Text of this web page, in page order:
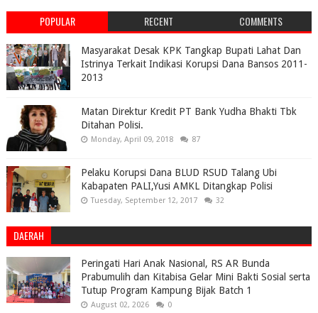
POPULAR RECENT COMMENTS
Masyarakat Desak KPK Tangkap Bupati Lahat Dan
Istrinya Terkait Indikasi Korupsi Dana Bansos 2011-
2013
Matan Direktur Kredit PT Bank Yudha Bhakti Tbk
Ditahan Polisi.
Monday, April 09, 2018 87
Pelaku Korupsi Dana BLUD RSUD Talang Ubi
Kabapaten PALI,Yusi AMKL Ditangkap Polisi
Tuesday, September 12, 2017 32
DAERAH
Peringati Hari Anak Nasional, RS AR Bunda
Prabumulih dan Kitabisa Gelar Mini Bakti Sosial serta
Tutup Program Kampung Bijak Batch 1
August 02, 2026 0